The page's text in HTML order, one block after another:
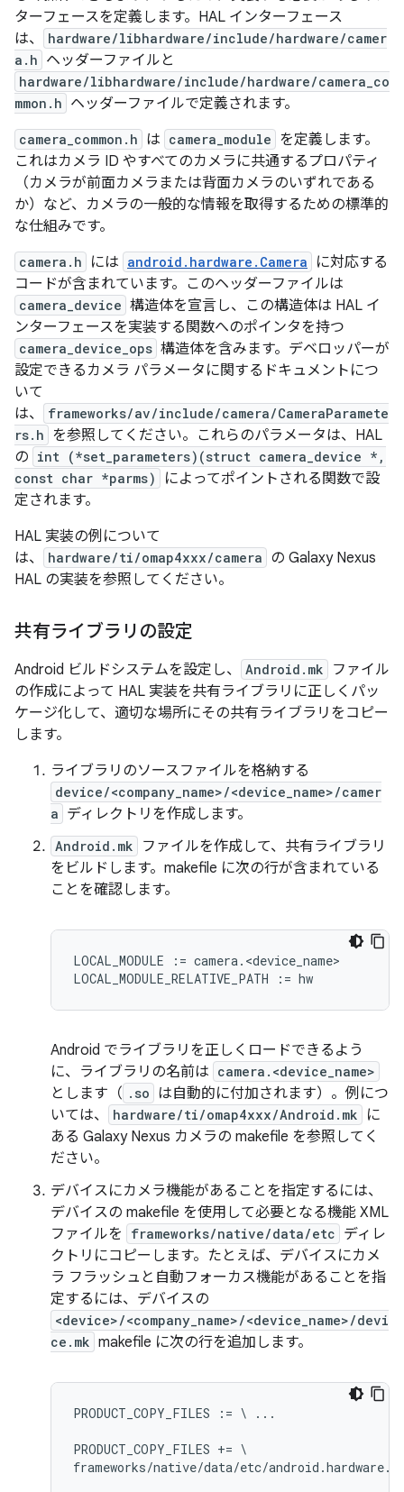
ターフェースを定義します。HAL インターフェース
は、
hardware/libhardware/include/hardware/camer
a.h ヘッダーファイルと
hardware/libhardware/include/hardware/camera_co
mmon.h ヘッダーファイルで定義されます。
camera_common.h は camera_module を定義します。
これはカメラ ID やすべてのカメラに共通するプロパティ
（カメラが前面カメラまたは背面カメラのいずれである
か）など、カメラの一般的な情報を取得するための標準的
な仕組みです。
camera.h には android.hardware.Camera
に対応する
コードが含まれています。このヘッダーファイルは
camera_device 構造体を宣言し、この構造体は HAL イ
ンターフェースを実装する関数へのポインタを持つ
camera_device_ops 構造体を含みます。デベロッパーが
設定できるカメラ パラメータに関するドキュメントにつ
いて
は、
frameworks/av/include/camera/CameraParamete
rs.h を参照してください。これらのパラメータは、HAL
の int (*set_parameters)(struct camera_device *,
const char *parms)
によってポイントされる関数で設
定されます。
HAL 実装の例について
は、
hardware/ti/omap4xxx/camera の Galaxy Nexus
HAL の実装を参照してください。
共有ライブラリの設定
Android ビルドシステムを設定し、 Android.mk
ファイル
の作成によって HAL 実装を共有ライブラリに正しくパッ
ケージ化して、適切な場所にその共有ライブラリをコピー
します。
ライブラリのソースファイルを格納する
device/<company_name>/<device_name>/camer
a ディレクトリを作成します。
Android.mk
ファイルを作成して、共有ライブラリ
をビルドします。makefile に次の行が含まれている
ことを確認します。
LOCAL_MODULE := camera.<device_name>
Android でライブラリを正しくロードできるよう
に、ライブラリの名前は camera.<device_name>
とします（ .so は自動的に付加されます）。例につ
いては、
hardware/ti/omap4xxx/Android.mk
に
ある Galaxy Nexus カメラの makefile を参照してく
ださい。
デバイスにカメラ機能があることを指定するには、
デバイスの makefile を使用して必要となる機能 XML
ファイルを
frameworks/native/data/etc ディレ
クトリにコピーします。たとえば、デバイスにカメ
ラ フラッシュと自動フォーカス機能があることを指
定するには、デバイスの
<device>/<company_name>/<device_name>/devi
ce.mk makefile に次の行を追加します。
PRODUCT_COPY_FILES := \ ...
PRODUCT_COPY_FILES += \